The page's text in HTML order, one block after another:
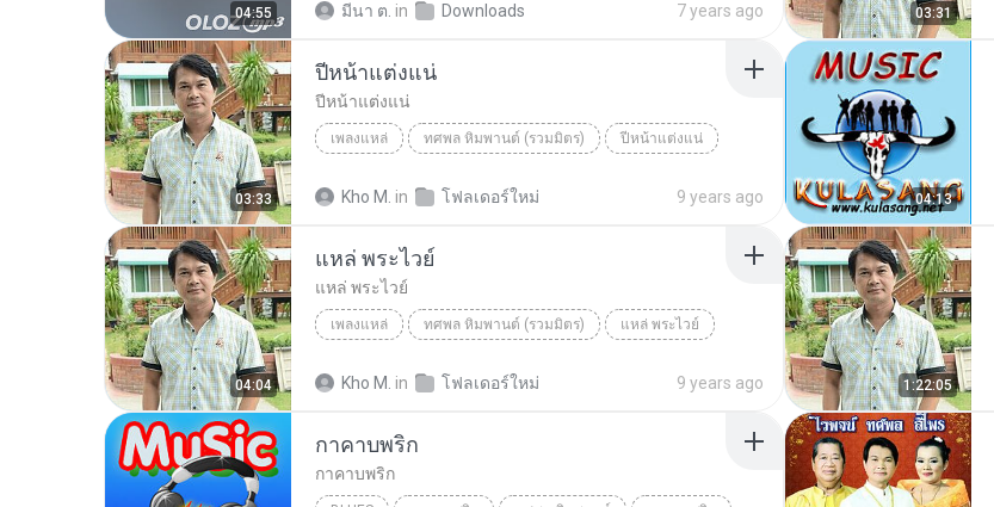
04:55 มีนา ต. in Downloads 7 years ago 03:31
03:33
ปีหน้าแต่งแน่
ปีหน้าแต่งแน่
เพลงแหล่ ทศพล หิมพานต์ (รวมมิตร) ปีหน้าแต่งแน่
Kho M. in โฟลเดอร์ใหม่ 9 years ago 04:13
04:04
แหล่ พระไวย์
แหล่ พระไวย์
เพลงแหล่ ทศพล หิมพานต์ (รวมมิตร) แหล่ พระไวย์
Kho M. in โฟลเดอร์ใหม่ 9 years ago 1:22:05
กาคาบพริก
กาคาบพริก